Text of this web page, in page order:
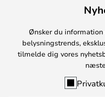
Ønsker du
belysningstrends,
tilmelde dig vores